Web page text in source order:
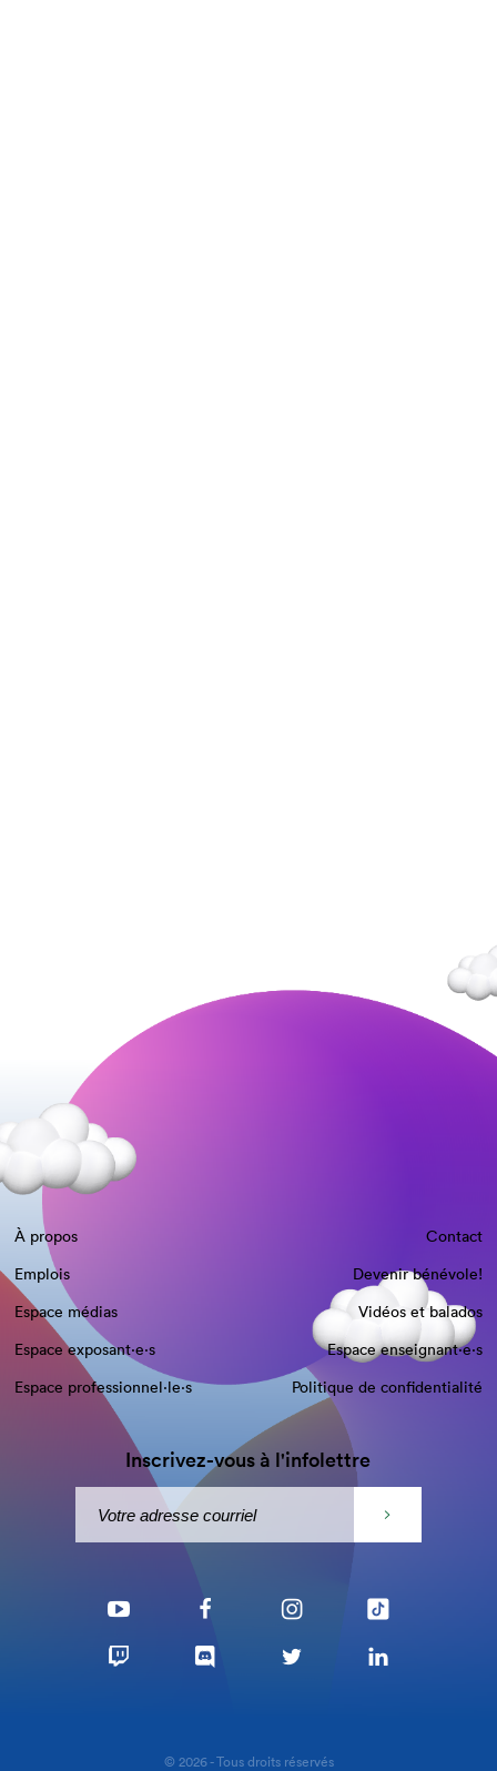
À propos
Contact
Emplois
Devenir bénévole!
Espace médias
Vidéos et balados
Espace exposant·e⋅s
Espace enseignant·e⋅s
Espace professionnel·le⋅s
Politique de confidentialité
Inscrivez-vous à l'infolettre
© 2026 - Tous droits réservés